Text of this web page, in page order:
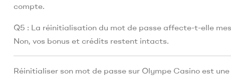
compte.
Q5 : La réinitialisation du mot de passe affecte-t-elle
Non, vos bonus et crédits restent intacts.
Réinitialiser son mot de passe sur Olympe Casino est